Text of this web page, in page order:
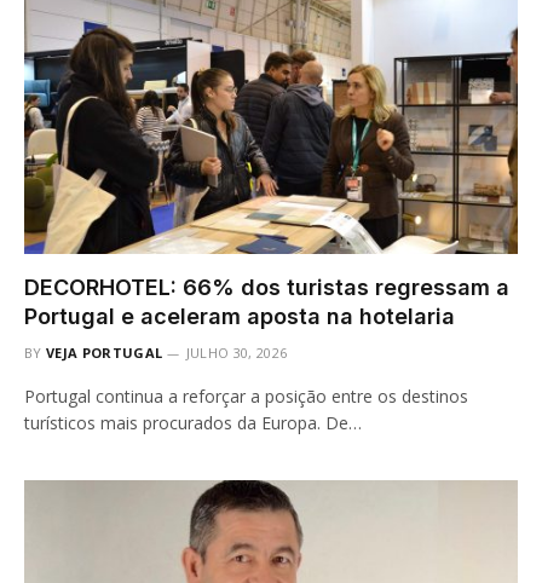
DECORHOTEL: 66% dos turistas regressam a
Portugal e aceleram aposta na hotelaria
BY VEJA PORTUGAL JULHO 30, 2026
Portugal continua a reforçar a posição entre os destinos
turísticos mais procurados da Europa. De…